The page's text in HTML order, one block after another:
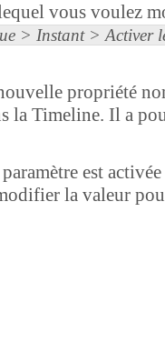
vous voulez
> Instant > Activer
propriété
la Timeline. Il a
est
la valeur